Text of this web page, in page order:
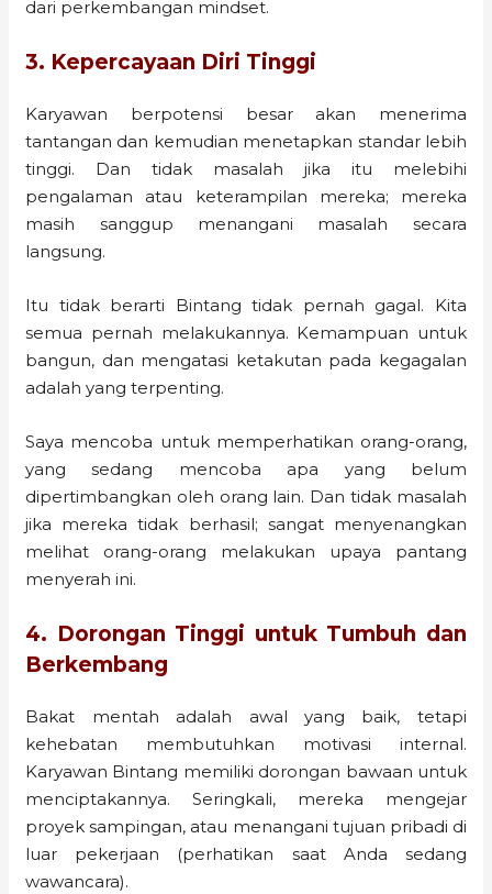
dari perkembangan mindset.
3. Kepercayaan Diri Tinggi
Karyawan berpotensi besar akan menerima
tantangan dan kemudian menetapkan standar lebih
tinggi. Dan tidak masalah jika itu melebihi
pengalaman atau keterampilan mereka; mereka
masih sanggup menangani masalah secara
langsung.
Itu tidak berarti Bintang tidak pernah gagal. Kita
semua pernah melakukannya. Kemampuan untuk
bangun, dan mengatasi ketakutan pada kegagalan
adalah yang terpenting.
Saya mencoba untuk memperhatikan orang-orang,
yang sedang mencoba apa yang belum
dipertimbangkan oleh orang lain. Dan tidak masalah
jika mereka tidak berhasil; sangat menyenangkan
melihat orang-orang melakukan upaya pantang
menyerah ini.
4. Dorongan Tinggi untuk Tumbuh dan
Berkembang
Bakat mentah adalah awal yang baik, tetapi
kehebatan membutuhkan motivasi internal.
Karyawan Bintang memiliki dorongan bawaan untuk
menciptakannya. Seringkali, mereka mengejar
proyek sampingan, atau menangani tujuan pribadi di
luar pekerjaan (perhatikan saat Anda sedang
wawancara).